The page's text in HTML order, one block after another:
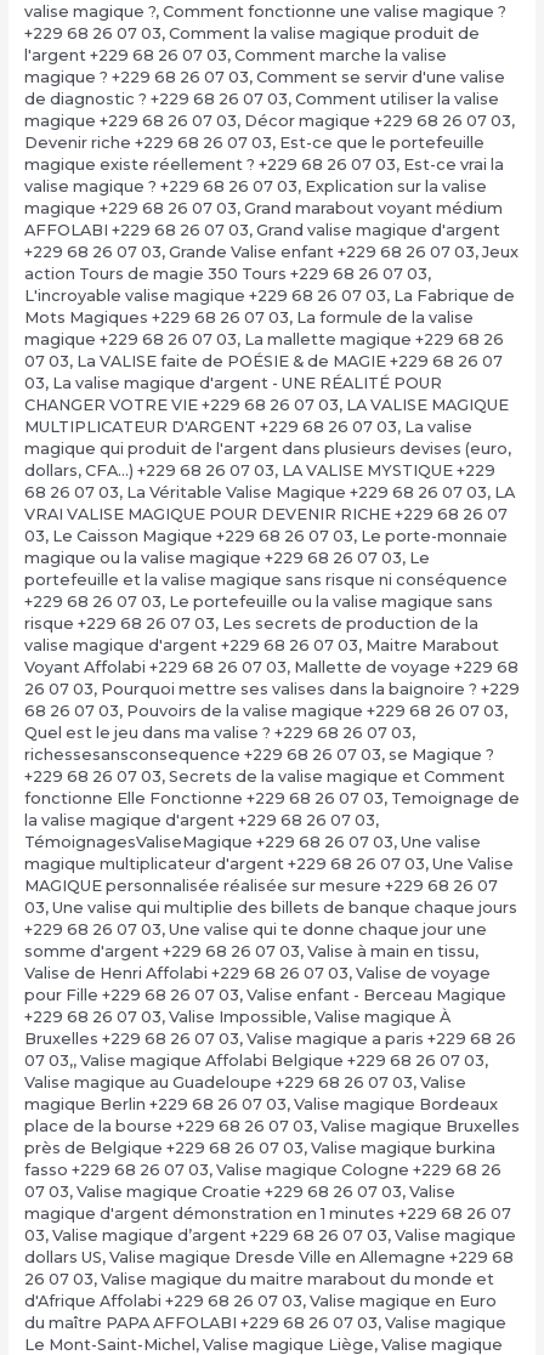
valise magique ?, Comment fonctionne une valise magique ?
+229 68 26 07 03, Comment la valise magique produit de
l'argent +229 68 26 07 03, Comment marche la valise
magique ? +229 68 26 07 03, Comment se servir d'une valise
de diagnostic ? +229 68 26 07 03, Comment utiliser la valise
magique +229 68 26 07 03, Décor magique +229 68 26 07 03,
Devenir riche +229 68 26 07 03, Est-ce que le portefeuille
magique existe réellement ? +229 68 26 07 03, Est-ce vrai la
valise magique ? +229 68 26 07 03, Explication sur la valise
magique +229 68 26 07 03, Grand marabout voyant médium
AFFOLABI +229 68 26 07 03, Grand valise magique d'argent
+229 68 26 07 03, Grande Valise enfant +229 68 26 07 03, Jeux
action Tours de magie 350 Tours +229 68 26 07 03,
L'incroyable valise magique +229 68 26 07 03, La Fabrique de
Mots Magiques +229 68 26 07 03, La formule de la valise
magique +229 68 26 07 03, La mallette magique +229 68 26
07 03, La VALISE faite de POÉSIE & de MAGIE +229 68 26 07
03, La valise magique d'argent - UNE RÉALITÉ POUR
CHANGER VOTRE VIE +229 68 26 07 03, LA VALISE MAGIQUE
MULTIPLICATEUR D'ARGENT +229 68 26 07 03, La valise
magique qui produit de l'argent dans plusieurs devises (euro,
dollars, CFA…) +229 68 26 07 03, LA VALISE MYSTIQUE +229
68 26 07 03, La Véritable Valise Magique +229 68 26 07 03, LA
VRAI VALISE MAGIQUE POUR DEVENIR RICHE +229 68 26 07
03, Le Caisson Magique +229 68 26 07 03, Le porte-monnaie
magique ou la valise magique +229 68 26 07 03, Le
portefeuille et la valise magique sans risque ni conséquence
+229 68 26 07 03, Le portefeuille ou la valise magique sans
risque +229 68 26 07 03, Les secrets de production de la
valise magique d'argent +229 68 26 07 03, Maitre Marabout
Voyant Affolabi +229 68 26 07 03, Mallette de voyage +229 68
26 07 03, Pourquoi mettre ses valises dans la baignoire ? +229
68 26 07 03, Pouvoirs de la valise magique +229 68 26 07 03,
Quel est le jeu dans ma valise ? +229 68 26 07 03,
richessesansconsequence +229 68 26 07 03, se Magique ?
+229 68 26 07 03, Secrets de la valise magique et Comment
fonctionne Elle Fonctionne +229 68 26 07 03, Temoignage de
la valise magique d'argent +229 68 26 07 03,
TémoignagesValiseMagique +229 68 26 07 03, Une valise
magique multiplicateur d'argent +229 68 26 07 03, Une Valise
MAGIQUE personnalisée réalisée sur mesure +229 68 26 07
03, Une valise qui multiplie des billets de banque chaque jours
+229 68 26 07 03, Une valise qui te donne chaque jour une
somme d'argent +229 68 26 07 03, Valise à main en tissu,
Valise de Henri Affolabi +229 68 26 07 03, Valise de voyage
pour Fille +229 68 26 07 03, Valise enfant - Berceau Magique
+229 68 26 07 03, Valise Impossible, Valise magique À
Bruxelles +229 68 26 07 03, Valise magique a paris +229 68 26
07 03,, Valise magique Affolabi Belgique +229 68 26 07 03,
Valise magique au Guadeloupe +229 68 26 07 03, Valise
magique Berlin +229 68 26 07 03, Valise magique Bordeaux
place de la bourse +229 68 26 07 03, Valise magique Bruxelles
près de Belgique +229 68 26 07 03, Valise magique burkina
fasso +229 68 26 07 03, Valise magique Cologne +229 68 26
07 03, Valise magique Croatie +229 68 26 07 03, Valise
magique d'argent démonstration en 1 minutes +229 68 26 07
03, Valise magique d’argent +229 68 26 07 03, Valise magique
dollars US, Valise magique Dresde Ville en Allemagne +229 68
26 07 03, Valise magique du maitre marabout du monde et
d'Afrique Affolabi +229 68 26 07 03, Valise magique en Euro
du maître PAPA AFFOLABI +229 68 26 07 03, Valise magique
Le Mont-Saint-Michel, Valise magique Liège, Valise magique